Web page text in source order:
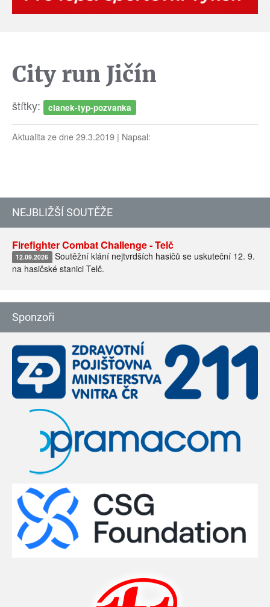
City run Jičín
štítky: clanek-typ-pozvanka
Aktualita ze dne 29.3.2019 | Napsal:
NEJBLIŽŠÍ SOUTĚŽE
Firefighter Combat Challenge - Telč
12.09.2026 Soutěžní klání nejtvrdších hasičů se uskuteční 12. 9.
na hasičské stanici Telč.
Sponzoři